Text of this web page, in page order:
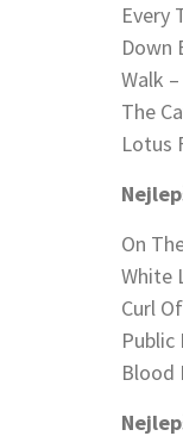
Every
Down
Walk
The
Lotus
On
White
Curl
Public
Blood